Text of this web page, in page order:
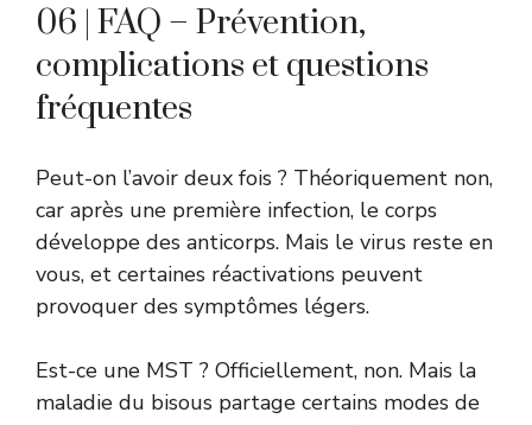
06 | FAQ – Prévention,
complications et questions
fréquentes
Peut-on l’avoir deux fois ? Théoriquement non,
car après une première infection, le corps
développe des anticorps. Mais le virus reste en
vous, et certaines réactivations peuvent
provoquer des symptômes légers.
Est-ce une MST ? Officiellement, non. Mais la
maladie du bisous partage certains modes de